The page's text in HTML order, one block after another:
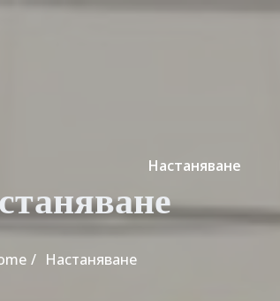
Настаняване
Настаняване